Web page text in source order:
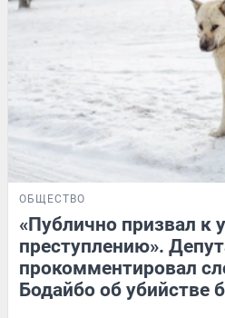
ОБЩЕСТВО
«Публично призвал к
преступлению».
прокомментировал
Бодайбо об убийстве